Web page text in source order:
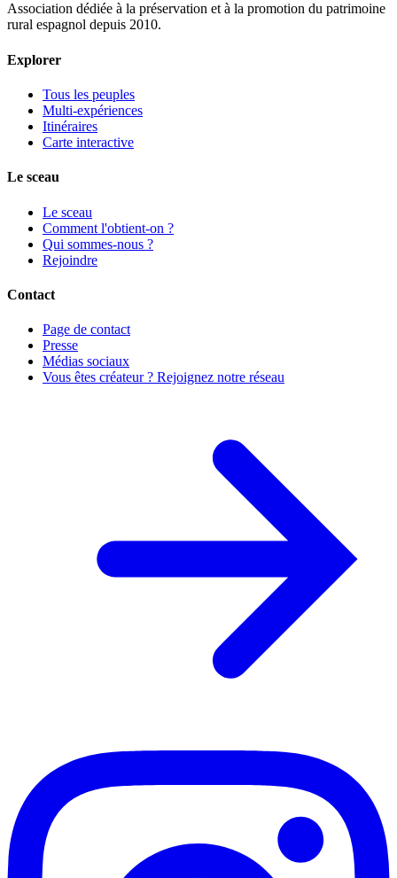
Association dédiée à la préservation et à la promotion du patrimoine
rural espagnol depuis 2010.
Explorer
Tous les peuples
Multi-expériences
Itinéraires
Carte interactive
Le sceau
Le sceau
Comment l'obtient-on ?
Qui sommes-nous ?
Rejoindre
Contact
Page de contact
Presse
Médias sociaux
Vous êtes créateur ? Rejoignez notre réseau